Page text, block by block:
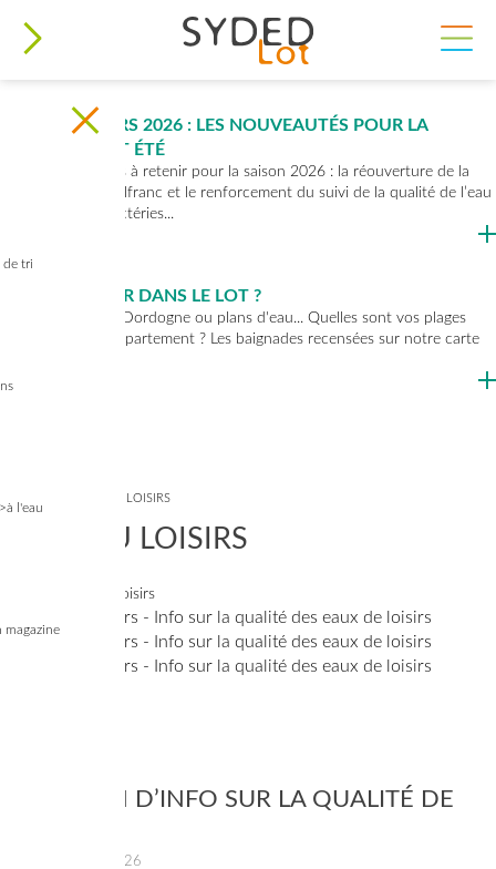
AVIS À LA BATELLERIE 2026
Consultez la liste des avis à la batellerie...
INF’EAU LOISIRS 2026 : LES NOUVEAUTÉS POUR LA
BAIGNADE CET ÉTÉ
Deux informations à retenir pour la saison 2026 : la réouverture de la
baignade de Castelfranc et le renforcement du suivi de la qualité de l’eau
face aux cyanobactéries...
OÙ SE BAIGNER DANS LE LOT ?
Rivières Lot, Célé, Dordogne ou plans d'eau... Quelles sont vos plages
préférées sur le département ? Les baignades recensées sur notre carte
de tri
l'eau
magazine
VOUS ÊTES ICIINF'EAU LOISIRS
INF'EAU LOISIRS
BULLETIN D’INFO SUR LA QUALITÉ DE
Jeudi 06 août 2026